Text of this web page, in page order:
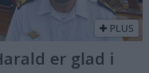
PLUS
er glad i